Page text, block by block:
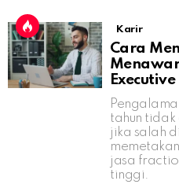
Karir
Cara
tahun tidak
jika salah
jasa
tinggi.